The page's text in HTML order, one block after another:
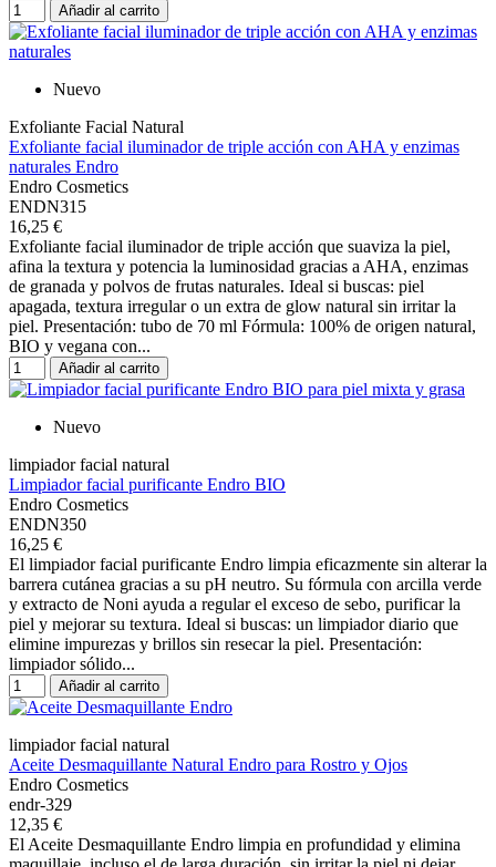
Añadir al carrito
Nuevo
Exfoliante Facial Natural
Exfoliante facial iluminador de triple acción con AHA y enzimas
naturales Endro
Endro Cosmetics
ENDN315
16,25 €
Exfoliante facial iluminador de triple acción que suaviza la piel,
afina la textura y potencia la luminosidad gracias a AHA, enzimas
de granada y polvos de frutas naturales. Ideal si buscas: piel
apagada, textura irregular o un extra de glow natural sin irritar la
piel. Presentación: tubo de 70 ml Fórmula: 100% de origen natural,
BIO y vegana con...
Añadir al carrito
Nuevo
limpiador facial natural
Limpiador facial purificante Endro BIO
Endro Cosmetics
ENDN350
16,25 €
El limpiador facial purificante Endro limpia eficazmente sin alterar la
barrera cutánea gracias a su pH neutro. Su fórmula con arcilla verde
y extracto de Noni ayuda a regular el exceso de sebo, purificar la
piel y mejorar su textura. Ideal si buscas: un limpiador diario que
elimine impurezas y brillos sin resecar la piel. Presentación:
limpiador sólido...
Añadir al carrito
limpiador facial natural
Aceite Desmaquillante Natural Endro para Rostro y Ojos
Endro Cosmetics
endr-329
12,35 €
El Aceite Desmaquillante Endro limpia en profundidad y elimina